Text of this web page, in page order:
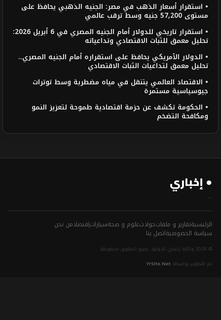
• استقرار أسعار الذهب في مصر: الجنيه الذهبي يحافظ على
مستوى 57,200 جنيه وسط ترقب عالمي
• استقرار تاريخي للدولار أمام الجنيه المصري في 6 أبريل 2026:
تحليل معمق للثبات الاقتصادي وتداعياته
• الدولار الأمريكي يحافظ على استقراره أمام الجنيه المصري..
تحليل معمق لتداعيات الثبات الاقتصادي
• الاقتصاد العالمي يتنقل في مياه مضطربة وسط توترات
جيوسياسية مستمرة
• الحكومة تكشف عن حزمة اقتصادية طموحة لتعزيز النمو
ومكافحة التضخم
● إخباري
...
الرئيسيةتقارير و ملفاتحوادثعلوم و صحةسياراتإقتصادمن نحن
سياسة الخصوصيةاتصل بنا
© 2026 وكالة إخباري الدولية. جميع الحقوق محفوظة.
تم التطوير بواسطة YrSite.Net